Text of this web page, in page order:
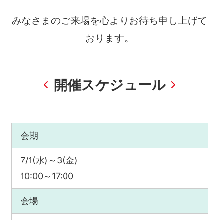
みなさまのご来場を心よりお待ち申し上げて
おります。
開催スケジュール
会期
7/1(水)～3(金)
10:00～17:00
会場